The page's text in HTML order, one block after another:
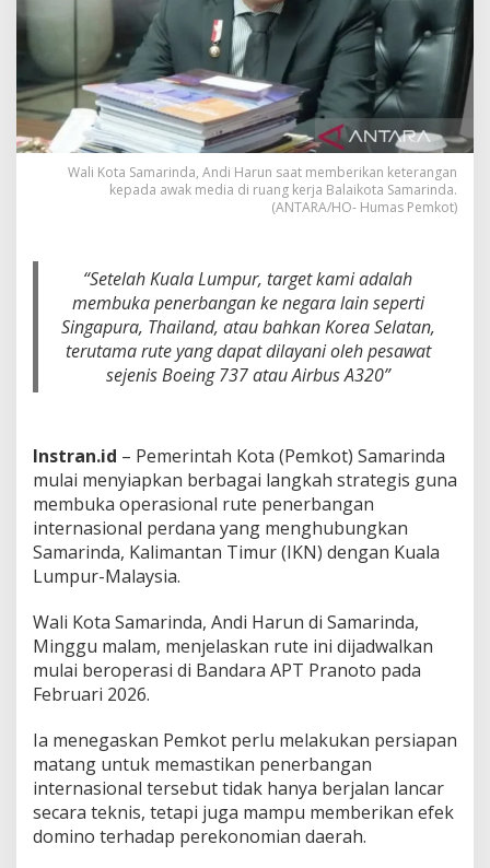
B
e
r
s
i
a
p
B
u
n
e
r
b
a
n
S
a
m
a
r
i
n
a
-
K
u
a
L
u
m
p
u
Wali Kota Samarinda, Andi Harun saat memberikan keterangan
kepada awak media di ruang kerja Balaikota Samarinda.
(ANTARA/HO- Humas Pemkot)
“Setelah Kuala Lumpur, target kami adalah
membuka penerbangan ke negara lain seperti
Singapura, Thailand, atau bahkan Korea Selatan,
terutama rute yang dapat dilayani oleh pesawat
sejenis Boeing 737 atau Airbus A320”
Instran.id – Pemerintah Kota (Pemkot) Samarinda
mulai menyiapkan berbagai langkah strategis guna
membuka operasional rute penerbangan
internasional perdana yang menghubungkan
Samarinda, Kalimantan Timur (IKN) dengan Kuala
Lumpur-Malaysia.
Wali Kota Samarinda, Andi Harun di Samarinda,
Minggu malam, menjelaskan rute ini dijadwalkan
mulai beroperasi di Bandara APT Pranoto pada
Februari 2026.
Ia menegaskan Pemkot perlu melakukan persiapan
matang untuk memastikan penerbangan
internasional tersebut tidak hanya berjalan lancar
secara teknis, tetapi juga mampu memberikan efek
domino terhadap perekonomian daerah.